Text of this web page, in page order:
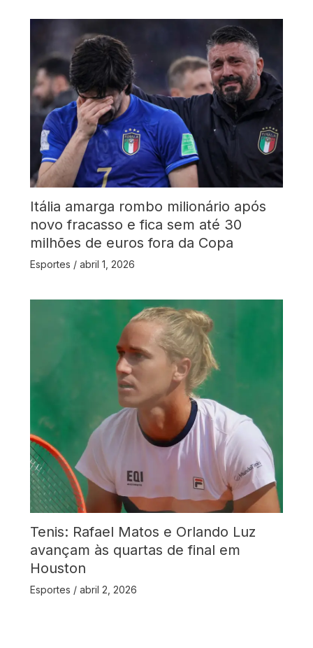
Itália amarga rombo milionário após
novo fracasso e fica sem até 30
milhões de euros fora da Copa
Esportes / abril 1, 2026
Tenis: Rafael Matos e Orlando Luz
avançam às quartas de final em
Houston
Esportes / abril 2, 2026